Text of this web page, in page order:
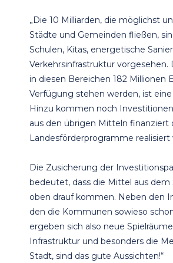
„Die 10 Milliarden, die möglichst
Städte und Gemeinden fließen,
Schulen, Kitas, energetische
Verkehrsinfrastruktur vorgesehen.
in diesen Bereichen 182 Millionen
Verfügung stehen werden, ist
Hinzu kommen noch
aus den übrigen Mitteln finanziert
Landesförderprogramme
Die Zusicherung der
bedeutet, dass die Mittel aus
oben drauf kommen. Neben den
den die Kommunen sowieso
ergeben sich also neue
Infrastruktur und besonders die
Stadt, sind das gute Aussichten!“